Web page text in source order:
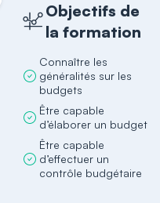
Objectifs de
la formation
Connaître les
généralités sur les
budgets
Être capable
d’élaborer un budget
Être capable
d’effectuer un
contrôle budgétaire